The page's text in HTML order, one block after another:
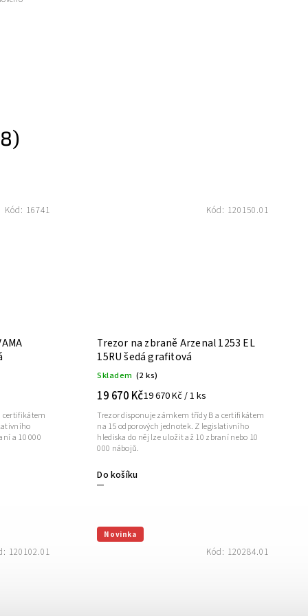
certifikátem
a 10 000
Kód: 16741
Trezor na zbraně Arzenal 1253 EL
15RU šedá grafitová
Skladem (2 ks)
19 670 Kč19 670 Kč / 1 ks
Do košíku
Trezor disponuje zámkem třídy B a certifikátem
na 15 odporových jednotek. Z legislativního
hlediska do něj lze uložit až 10 zbraní nebo 10
000 nábojů.
Kód: 120150.01
120102.01
Novinka
Kód: 120284.01